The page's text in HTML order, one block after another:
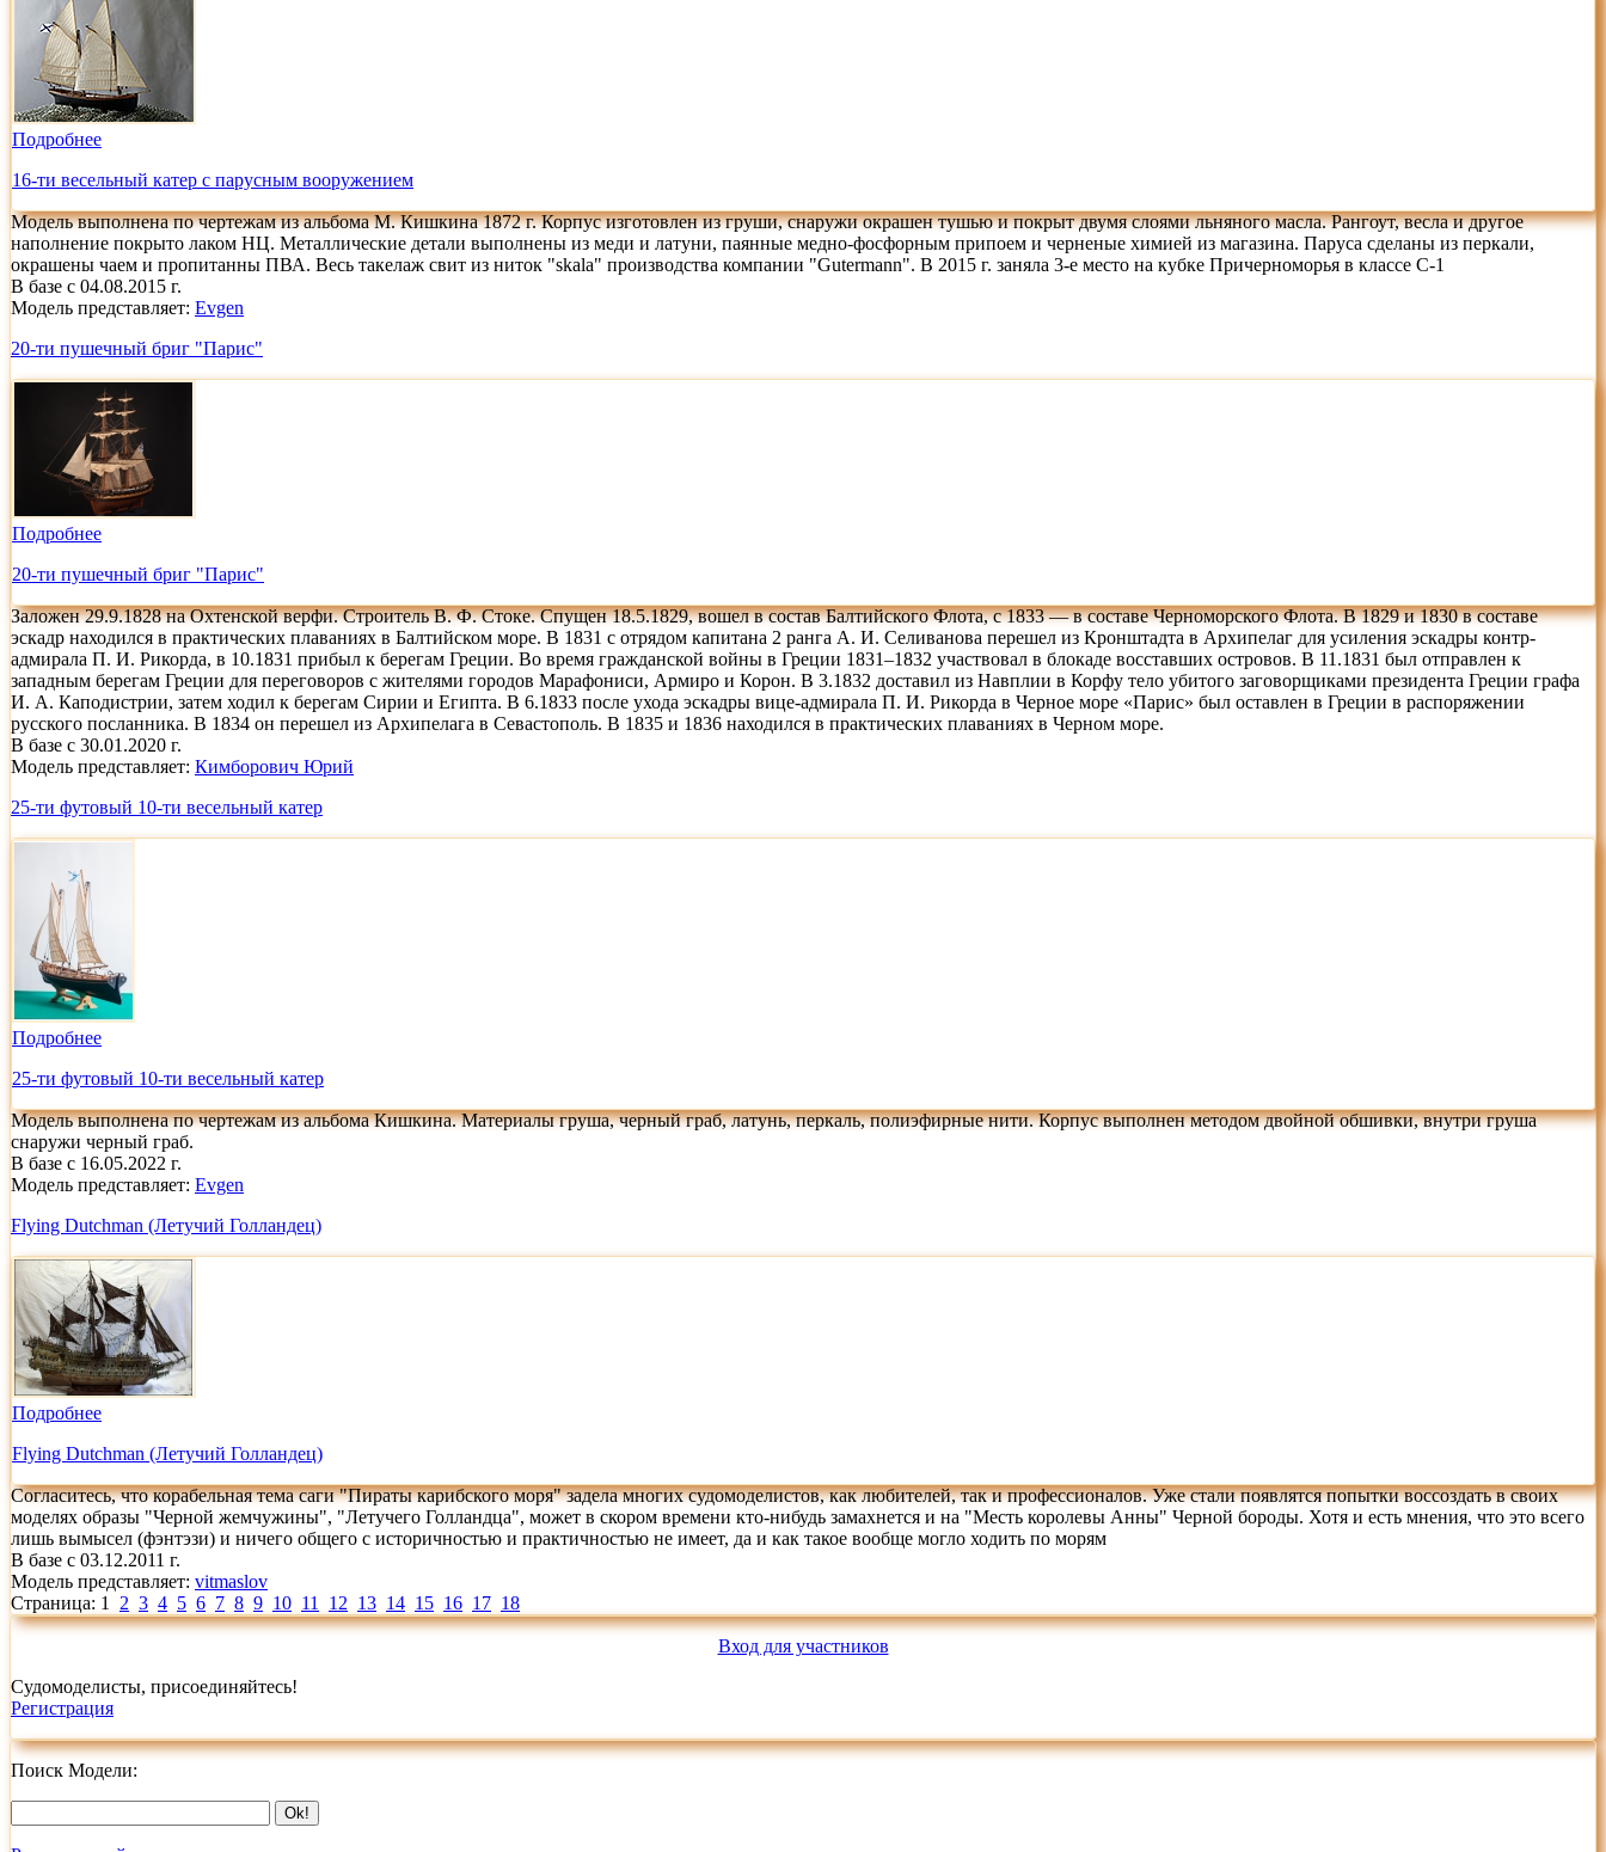
Подробнее
16-ти весельный катер с парусным вооружением
Модель выполнена по чертежам из альбома М. Кишкина 1872 г. Корпус изготовлен из груши, снаружи окрашен тушью и покрыт двумя слоями льняного масла. Рангоут, весла и другое
наполнение покрыто лаком НЦ. Металлические детали выполнены из меди и латуни, паянные медно-фосфорным припоем и черненые химией из магазина. Паруса сделаны из перкали,
окрашены чаем и пропитанны ПВА. Весь такелаж свит из ниток "skala" производства компании "Gutermann". В 2015 г. заняла 3-е место на кубке Причерноморья в классе С-1
В базе с 04.08.2015 г.
Модель представляет: Evgen
20-ти пушечный бриг "Парис"
Подробнее
20-ти пушечный бриг "Парис"
Заложен 29.9.1828 на Охтенской верфи. Строитель В. Ф. Стоке. Спущен 18.5.1829, вошел в состав Балтийского Флота, с 1833 — в составе Черноморского Флота. В 1829 и 1830 в составе
эскадр находился в практических плаваниях в Балтийском море. В 1831 с отрядом капитана 2 ранга А. И. Селиванова перешел из Кронштадта в Архипелаг для усиления эскадры контр-
адмирала П. И. Рикорда, в 10.1831 прибыл к берегам Греции. Во время гражданской войны в Греции 1831–1832 участвовал в блокаде восставших островов. В 11.1831 был отправлен к
западным берегам Греции для переговоров с жителями городов Марафониси, Армиро и Корон. В 3.1832 доставил из Навплии в Корфу тело убитого заговорщиками президента Греции графа
И. А. Каподистрии, затем ходил к берегам Сирии и Египта. В 6.1833 после ухода эскадры вице-адмирала П. И. Рикорда в Черное море «Парис» был оставлен в Греции в распоряжении
русского посланника. В 1834 он перешел из Архипелага в Севастополь. В 1835 и 1836 находился в практических плаваниях в Черном море.
В базе с 30.01.2020 г.
Модель представляет: Кимборович Юрий
25-ти футовый 10-ти весельный катер
Подробнее
25-ти футовый 10-ти весельный катер
Модель выполнена по чертежам из альбома Кишкина. Материалы груша, черный граб, латунь, перкаль, полиэфирные нити. Корпус выполнен методом двойной обшивки, внутри груша
снаружи черный граб.
В базе с 16.05.2022 г.
Модель представляет: Evgen
Flying Dutchman (Летучий Голландец)
Подробнее
Flying Dutchman (Летучий Голландец)
Согласитесь, что корабельная тема саги "Пираты карибского моря" задела многих судомоделистов, как любителей, так и профессионалов. Уже стали появлятся попытки воссоздать в своих
моделях образы "Черной жемчужины", "Летучего Голландца", может в скором времени кто-нибудь замахнется и на "Месть королевы Анны" Черной бороды. Хотя и есть мнения, что это всего
лишь вымысел (фэнтэзи) и ничего общего с историчностью и практичностью не имеет, да и как такое вообще могло ходить по морям
В базе с 03.12.2011 г.
Модель представляет: vitmaslov
Страница: 1 2 3 4 5 6 7 8 9 10 11 12 13 14 15 16 17 18
Вход для участников
Судомоделисты, присоединяйтесь!
Регистрация
Поиск Модели: